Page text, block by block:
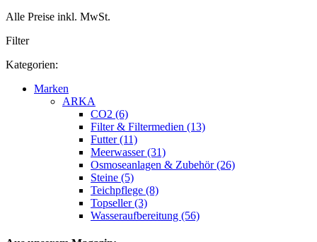
Alle Preise inkl. MwSt.
Filter
Kategorien:
Marken
ARKA
CO2 (6)
Filter & Filtermedien (13)
Futter (11)
Meerwasser (31)
Osmoseanlagen & Zubehör (26)
Steine (5)
Teichpflege (8)
Topseller (3)
Wasseraufbereitung (56)